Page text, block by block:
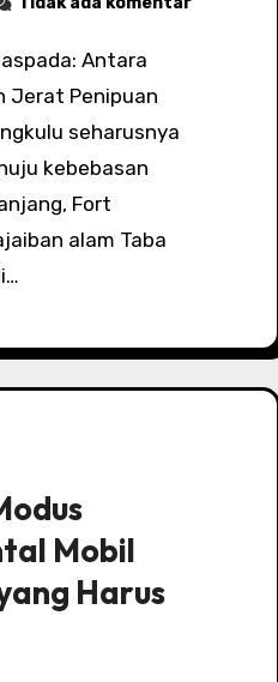
Jerat Penipuan
seharusnya
kebebasan
Fort
alam Taba
Mobil
Harus